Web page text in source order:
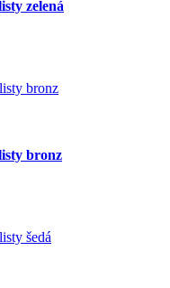
zelená
bronz